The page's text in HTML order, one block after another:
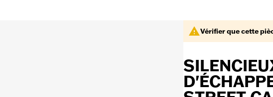
Vérifier que cette